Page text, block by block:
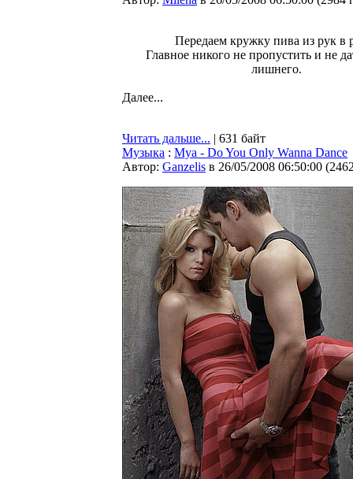
Передаем кружку пива из рук в
Главное никого не пропустить и не
лишнего.
Далее...
Читать дальше... | 631 байт
Музыка : Mya - Do You Only Wanna Dance
Автор: Ganzelis в 26/05/2008 06:50:00 (